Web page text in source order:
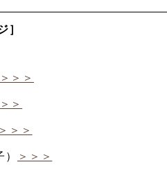
］
＞＞＞
＞
＞＞＞
＞＞＞